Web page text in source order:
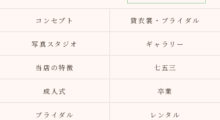
コンセプト 貸衣裳・ブライダル
写真スタジオ ギャラリー
当店の特徴 七五三
成人式 卒業
ブライダル レンタル